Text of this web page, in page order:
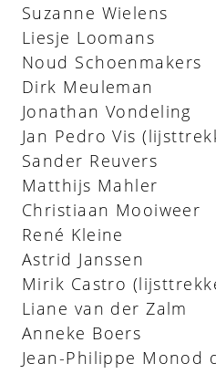
Suzanne Wielens
Liesje Loomans
Noud Schoenmakers
Dirk Meuleman
Jonathan Vondeling
Jan Pedro Vis
Sander Reuvers
Matthijs Mahler
Christiaan Mooiweer
René Kleine
Astrid Janssen
Mirik Castro
Liane van der Zalm
Anneke Boers
Jean-Philippe Monod